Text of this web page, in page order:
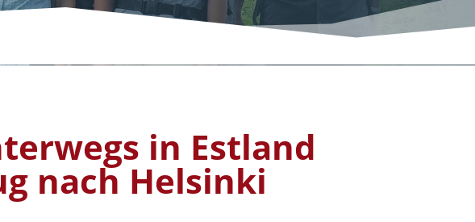
in Estland
nach Helsinki